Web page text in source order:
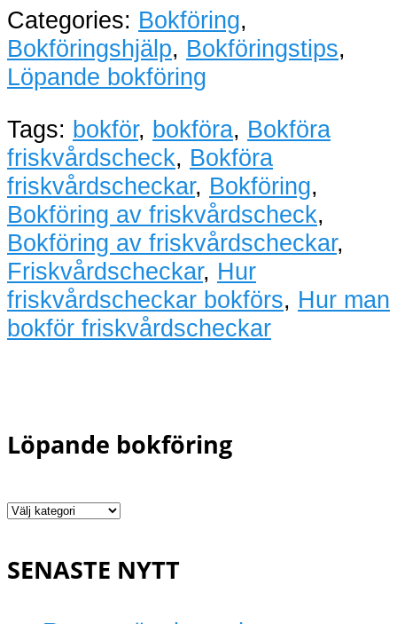
Categories: Bokföring,
Bokföringshjälp, Bokföringstips,
Löpande bokföring
Tags: bokför, bokföra, Bokföra
friskvårdscheck, Bokföra
friskvårdscheckar, Bokföring,
Bokföring av friskvårdscheck,
Bokföring av friskvårdscheckar,
Friskvårdscheckar, Hur
friskvårdscheckar bokförs, Hur man
bokför friskvårdscheckar
Löpande bokföring
Löpande
SENASTE NYTT